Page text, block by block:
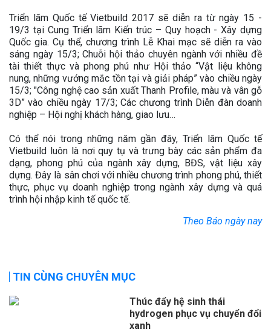
Triển lãm Quốc tế Vietbuild 2017 sẽ diễn ra từ ngày 15 -
19/3 tại Cung Triển lãm Kiến trúc – Quy hoạch - Xây dựng
Quốc gia. Cụ thể, chương trình Lễ Khai mạc sẽ diễn ra vào
sáng ngày 15/3; Chuỗi hội thảo chuyên ngành với nhiều đề
tài thiết thực và phong phú như Hội thảo “Vật liệu không
nung, những vướng mắc tồn tại và giải pháp” vào chiều ngày
15/3; "Công nghệ cao sản xuất Thanh Profile, màu và vân gỗ
3D” vào chiều ngày 17/3; Các chương trình Diễn đàn doanh
nghiệp – Hội nghị khách hàng, giao lưu…
Có thể nói trong những năm gần đây, Triển lãm Quốc tế
Vietbuild luôn là nơi quy tụ và trưng bày các sản phẩm đa
dạng, phong phú của ngành xây dựng, BĐS, vật liệu xây
dựng. Đây là sân chơi với nhiều chương trình phong phú, thiết
thực, phục vụ doanh nghiệp trong ngành xây dựng và quá
trình hội nhập kinh tế quốc tế.
Theo Báo ngày nay
TIN CÙNG CHUYÊN MỤC
Thúc đẩy hệ sinh thái
hydrogen phục vụ chuyển đổi
xanh